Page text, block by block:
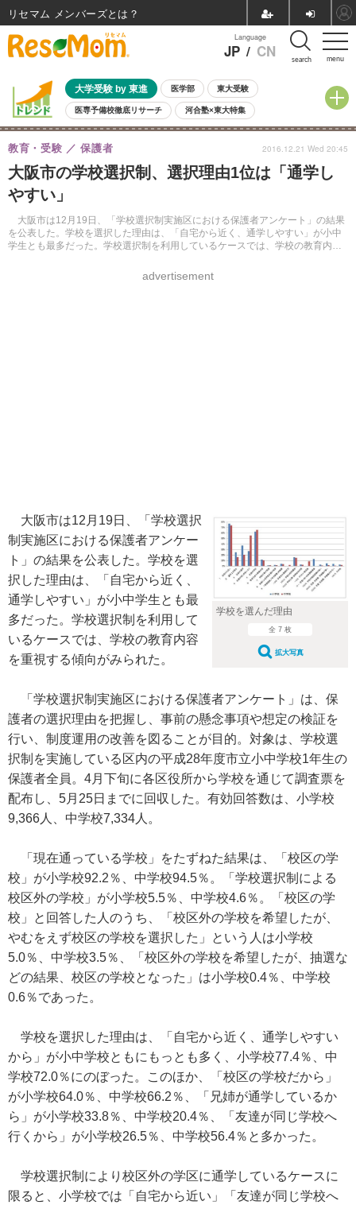
menu
Language
JP / CN search
大学受験 by 東進 医学部 東大受験
医専予備校徹底リサーチ 河合塾×東大特集
親子で考える大学選び 高校受験 中学受験 小学校受験
共通テスト 夏休み
8月開催イベント・WS 全国公立高校 過去問 人気記事
自由研究教材（小学生向け）
大阪市の学校選択制、選択理由1位は「通学し
やすい」
大阪市は12月19日、「学校選択制実施区における保護者アンケート」の結果
を公表した。学校を選択した理由は、「自宅から近く、通学しやすい」が小中
学生とも最多だった。学校選択制を利用しているケースでは、学校の教育内容
教育・受験 保護者
advertisement
2016.12.21 Wed 20:45
学校を選んだ理由
全 7 枚
拡大写真
大阪市は12月19日、「学校選択
制実施区における保護者アンケー
ト」の結果を公表した。学校を選
択した理由は、「自宅から近く、
通学しやすい」が小中学生とも最
多だった。学校選択制を利用して
いるケースでは、学校の教育内容
を重視する傾向がみられた。
「学校選択制実施区における保護者アンケート」は、保
護者の選択理由を把握し、事前の懸念事項や想定の検証を
行い、制度運用の改善を図ることが目的。対象は、学校選
択制を実施している区内の平成28年度市立小中学校1年生の
保護者全員。4月下旬に各区役所から学校を通じて調査票を
配布し、5月25日までに回収した。有効回答数は、小学校
9,366人、中学校7,334人。
「現在通っている学校」をたずねた結果は、「校区の学
校」が小学校92.2％、中学校94.5％。「学校選択制による
校区外の学校」が小学校5.5％、中学校4.6％。「校区の学
校」と回答した人のうち、「校区外の学校を希望したが、
やむをえず校区の学校を選択した」という人は小学校
5.0％、中学校3.5％、「校区外の学校を希望したが、抽選な
どの結果、校区の学校となった」は小学校0.4％、中学校
0.6％であった。
学校を選択した理由は、「自宅から近く、通学しやすい
から」が小中学校ともにもっとも多く、小学校77.4％、中
学校72.0％にのぼった。このほか、「校区の学校だから」
が小学校64.0％、中学校66.2％、「兄姉が通学しているか
ら」が小学校33.8％、中学校20.4％、「友達が同じ学校へ
行くから」が小学校26.5％、中学校56.4％と多かった。
学校選択制により校区外の学区に通学しているケースに
限ると、小学校では「自宅から近い」「友達が同じ学校へ
リセマム メンバーズ